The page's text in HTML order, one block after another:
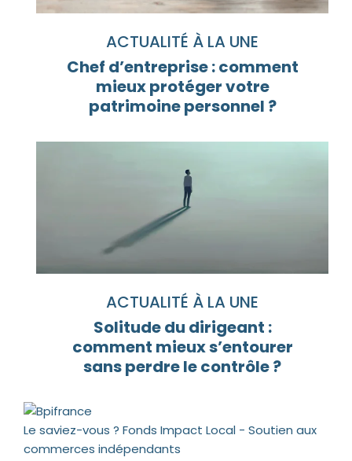
ACTUALITÉ À LA UNE
Chef d’entreprise : comment
mieux protéger votre
patrimoine personnel ?
ACTUALITÉ À LA UNE
Solitude du dirigeant :
comment mieux s’entourer
sans perdre le contrôle ?
Le saviez-vous ? Fonds Impact Local - Soutien aux
commerces indépendants